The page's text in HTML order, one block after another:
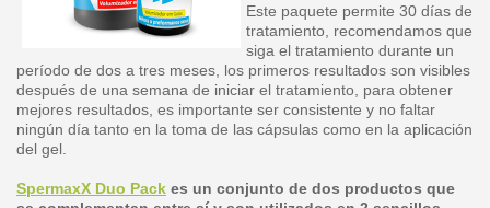
Este paquete permite 30 días de
tratamiento, recomendamos que
siga el tratamiento durante un
período de dos a tres meses, los primeros resultados son visibles
después de una semana de iniciar el tratamiento, para obtener
mejores resultados, es importante ser consistente y no faltar
ningún día tanto en la toma de las cápsulas como en la aplicación
del gel.
SpermaxX Duo Packes un conjunto de dos productos que